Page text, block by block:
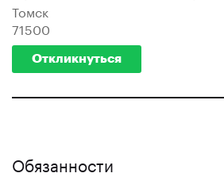
Томск
71500
Откликнуться
Обязанности